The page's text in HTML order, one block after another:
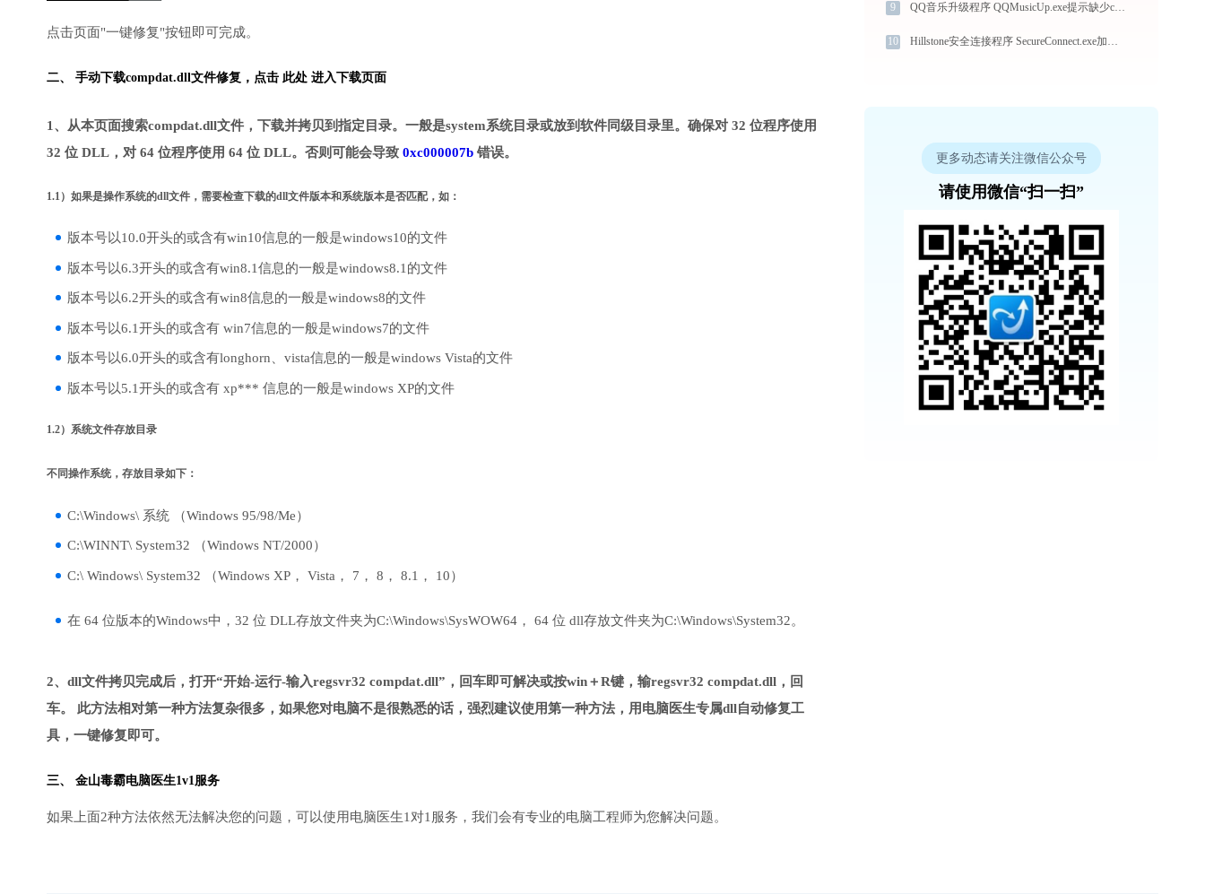
点击页面"一键修复"按钮即可完成。
二、 手动下载compdat.dll文件修复， 点击 此处 进入下载页面
1、从本页面搜索compdat.dll文件，下载并拷贝到指定目录。一般是system系统目录或放到软件同级目录里。确保对 32 位程序使用
32 位 DLL，对 64 位程序使用 64 位 DLL。否则可能会导致 0xc000007b 错误。
1.1）如果是操作系统的dll文件，需要检查下载的dll文件版本和系统版本是否匹配，如：
版本号以10.0开头的或含有win10信息的一般是windows10的文件
版本号以6.3开头的或含有win8.1信息的一般是windows8.1的文件
版本号以6.2开头的或含有win8信息的一般是windows8的文件
版本号以6.1开头的或含有 win7信息的一般是windows7的文件
版本号以6.0开头的或含有longhorn、vista信息的一般是windows Vista的文件
版本号以5.1开头的或含有 xp*** 信息的一般是windows XP的文件
1.2）系统文件存放目录
不同操作系统，存放目录如下：
C:\Windows\ 系统 （Windows 95/98/Me）
C:\WINNT\ System32 （Windows NT/2000）
C:\ Windows\ System32 （Windows XP， Vista， 7， 8， 8.1， 10）
在 64 位版本的Windows中，32 位 DLL存放文件夹为C:\Windows\SysWOW64， 64 位 dll存放文件夹为C:\Windows\System32。
2、dll文件拷贝完成后，打开“开始-运行-输入regsvr32 compdat.dll”，回车即可解决或按win＋R键，输regsvr32 compdat.dll，回
车。 此方法相对第一种方法复杂很多，如果您对电脑不是很熟悉的话，强烈建议使用第一种方法，用电脑医生专属dll自动修复工
具，一键修复即可。
三、 金山毒霸电脑医生1v1服务
如果上面2种方法依然无法解决您的问题，可以使用电脑医生1对1服务，我们会有专业的电脑工程师为您解决问题。
9 QQ音乐升级程序 QQMusicUp.exe提示缺少common.dll文件的解决办法
10 Hillstone安全连接程序 SecureConnect.exe加载idgm_usbtoken.dll文件丢失处理办法
更多动态请关注微信公众号
请使用微信“扫一扫”